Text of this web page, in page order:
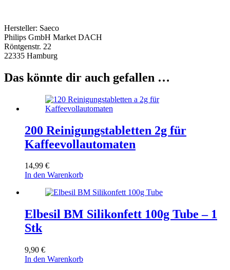
Hersteller: Saeco
Philips GmbH Market DACH
Röntgenstr. 22
22335 Hamburg
Das könnte dir auch gefallen …
200 Reinigungstabletten 2g für
Kaffeevollautomaten
14,99 €
In den Warenkorb
Elbesil BM Silikonfett 100g Tube – 1
Stk
9,90 €
In den Warenkorb